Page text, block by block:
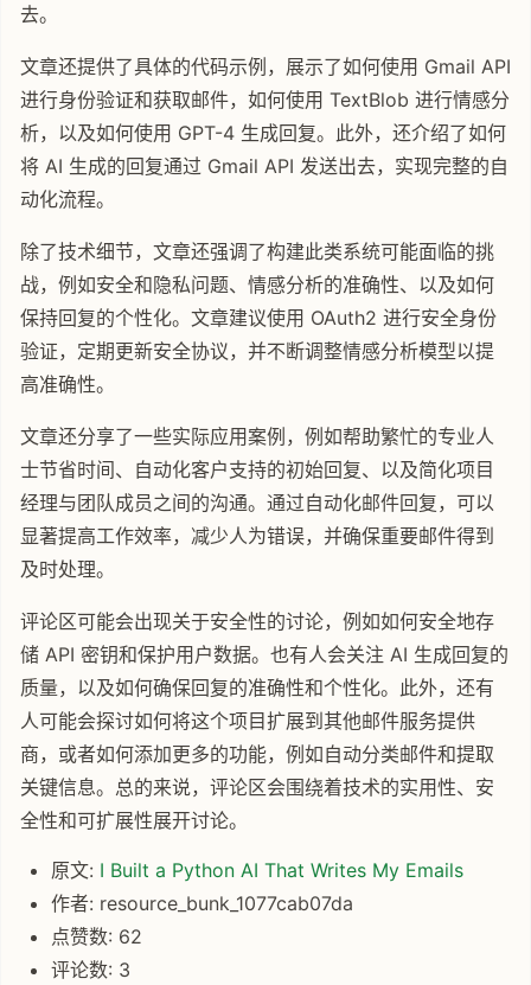
去。
文章还提供了具体的代码示例，展示了如何使用 Gmail API
进行身份验证和获取邮件，如何使用 TextBlob 进行情感分
析，以及如何使用 GPT-4 生成回复。此外，还介绍了如何
将 AI 生成的回复通过 Gmail API 发送出去，实现完整的自
动化流程。
除了技术细节，文章还强调了构建此类系统可能面临的挑
战，例如安全和隐私问题、情感分析的准确性、以及如何
保持回复的个性化。文章建议使用 OAuth2 进行安全身份
验证，定期更新安全协议，并不断调整情感分析模型以提
高准确性。
文章还分享了一些实际应用案例，例如帮助繁忙的专业人
士节省时间、自动化客户支持的初始回复、以及简化项目
经理与团队成员之间的沟通。通过自动化邮件回复，可以
显著提高工作效率，减少人为错误，并确保重要邮件得到
及时处理。
评论区可能会出现关于安全性的讨论，例如如何安全地存
储 API 密钥和保护用户数据。也有人会关注 AI 生成回复的
质量，以及如何确保回复的准确性和个性化。此外，还有
人可能会探讨如何将这个项目扩展到其他邮件服务提供
商，或者如何添加更多的功能，例如自动分类邮件和提取
关键信息。总的来说，评论区会围绕着技术的实用性、安
全性和可扩展性展开讨论。
原文: I Built a Python AI That Writes My Emails
作者: resource_bunk_1077cab07da
点赞数: 62
评论数: 3